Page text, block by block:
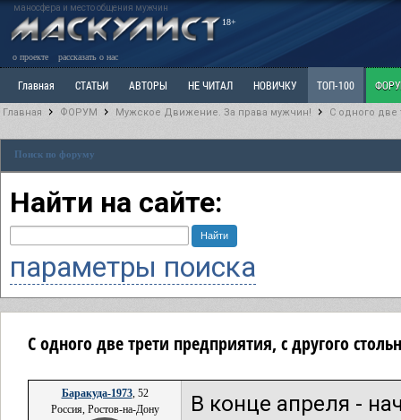
маносфера и место общения мужчин
18+
о проекте рассказать о нас
Главная СТАТЬИ АВТОРЫ НЕ ЧИТАЛ НОВИЧКУ ТОП-100
Ветка: Расстаюсь или Развожусь. САНЧАС Ветка: Наболевшее. Выскажись!
РАЗДЕЛ: Разное
Главная ФОРУМ Мужское Движение. За права мужчин! C одного две
Поиск по форуму
Найти на сайте:
параметры поиска
C одного две трети предприятия, с другого
Баракуда-1973, 52
Россия, Ростов-на-Дону
В конце апреля -